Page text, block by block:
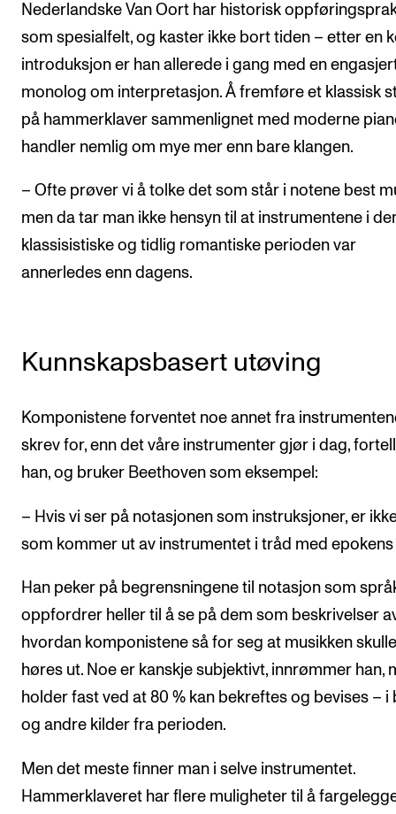
Nederlandske Van Oort har historisk
som spesialfelt, og kaster ikke bort tiden – etter en
introduksjon er han allerede i gang med en
monolog om interpretasjon. Å fremføre et klassisk
på hammerklaver sammenlignet med moderne
handler nemlig om mye mer enn bare klangen.
– Ofte prøver vi å tolke det som står i notene best
men da tar man ikke hensyn til at instrumentene i
klassisistiske og tidlig romantiske perioden var
annerledes enn dagens.
Kunnskapsbasert utøving
Komponistene forventet noe annet fra
skrev for, enn det våre instrumenter gjør i dag,
han, og bruker Beethoven som eksempel:
– Hvis vi ser på notasjonen som instruksjoner, er
som kommer ut av instrumentet i tråd med epokens
Han peker på begrensningene til notasjon som
oppfordrer heller til å se på dem som beskrivelser
hvordan komponistene så for seg at musikken skulle
høres ut. Noe er kanskje subjektivt, innrømmer han,
holder fast ved at 80 % kan bekreftes og bevises – i
og andre kilder fra perioden.
Men det meste finner man i selve instrumentet.
Hammerklaveret har flere muligheter til å